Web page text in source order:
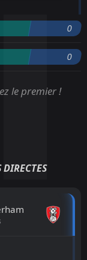
0
0
le premier !